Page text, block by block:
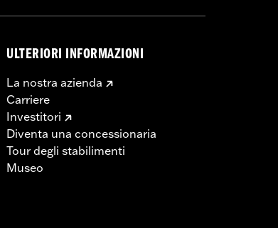
ULTERIORI INFORMAZIONI
La nostra azienda
Carriere
Investitori
Diventa una concessionaria
Tour degli stabilimenti
Museo